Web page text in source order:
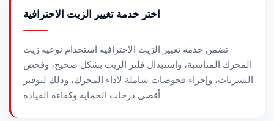
اختر خدمة تغيير الزيت الاحترافية
تضمن خدمة تغيير الزيت الاحترافية استخدام نوعية زيت
المحرك المناسبة، واستبدال فلتر الزيت بشكل صحيح، وفحص
التسربات، وإجراء فحوصات شاملة لأداء المحرك، وذلك لتوفير
أقصى درجات الحماية وكفاءة القيادة.